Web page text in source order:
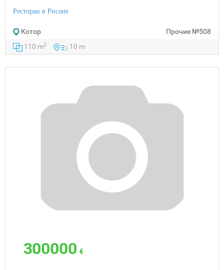
Ресторан в Рисане
Котор Прочие №508
110 m2 10 m
300000 €